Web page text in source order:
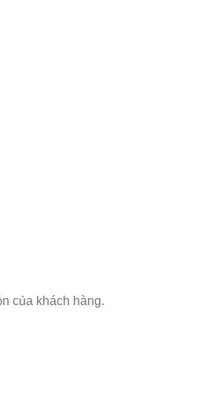
của khách hàng.